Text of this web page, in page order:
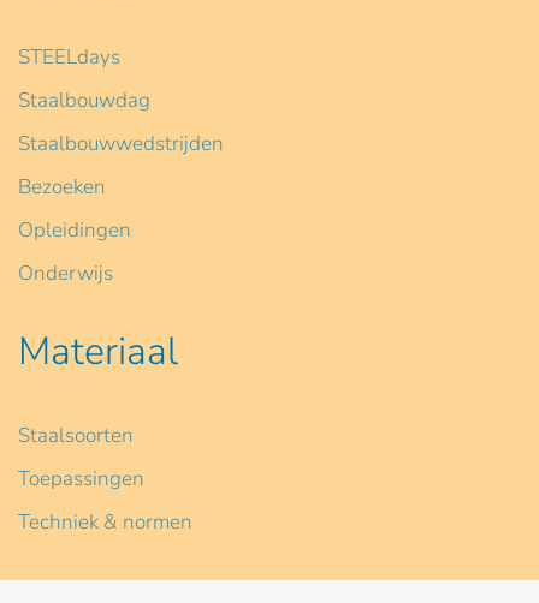
STEELdays
Staalbouwdag
Staalbouwwedstrijden
Bezoeken
Opleidingen
Onderwijs
Materiaal
Staalsoorten
Toepassingen
Techniek & normen